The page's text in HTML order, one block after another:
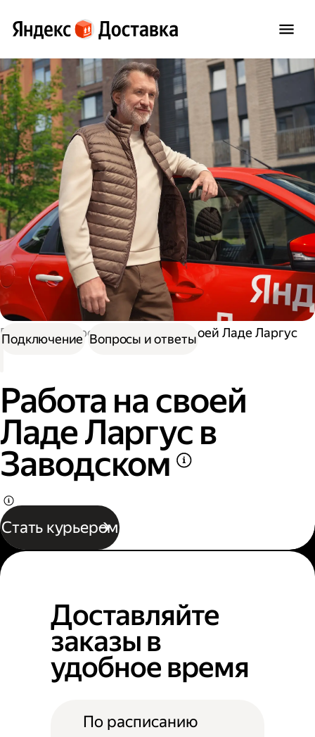
Работа курьером Работа на своей Ладе Ларгус
Работа на своей
Ладе Ларгус в
Заводском
Стать курьером
Подключение Вопросы и ответы
Доставляйте
заказы в
удобное время
По расписанию